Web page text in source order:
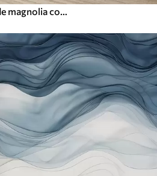
Delicadas flores blancas de magnolia con suaves pétalos azules sobre un fondo claro acuarela imitación minimalismo